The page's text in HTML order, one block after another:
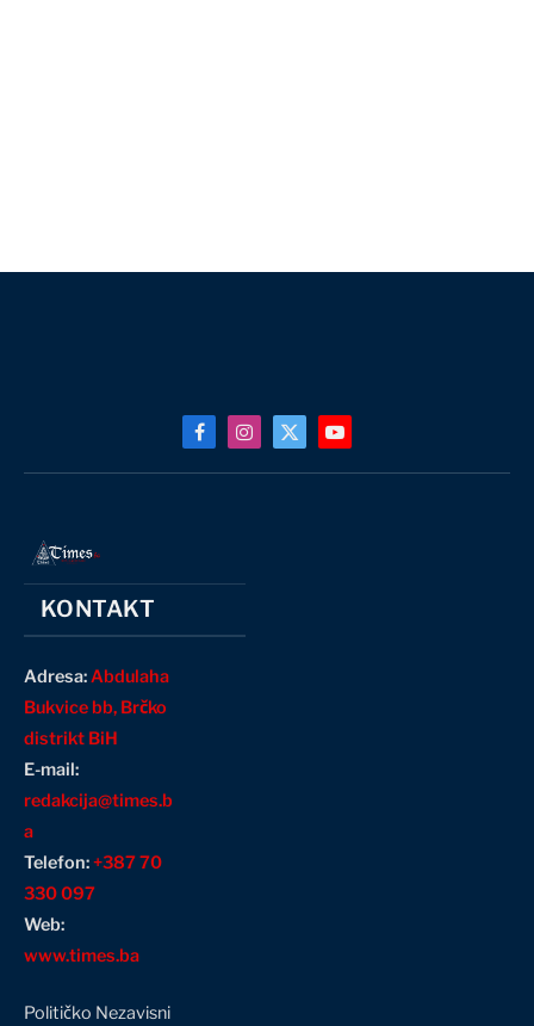
FacebookInstagram
X
(Twitter)
YouTube
KONTAKT
Adresa:Abdulaha
Bukvice bb, Brčko
distrikt BiH
E-mail:
redakcija@times.b
a
Telefon:+387 70
330 097
Web:
www.times.ba
Političko Nezavisni